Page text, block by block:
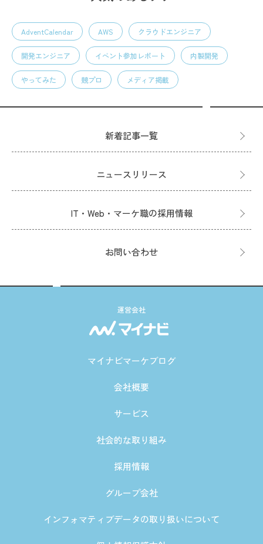
AdventCalendar AWS クラウドエンジニア
開発エンジニア イベント参加レポート 内製開発
やってみた 競プロ メディア掲載
新着記事一覧
ニュースリリース
IT・Web・マーケ職の採用情報
お問い合わせ
運営会社
マイナビマーケブログ
会社概要
サービス
社会的な取り組み
採用情報
グループ会社
インフォマティブデータの取り扱いについて